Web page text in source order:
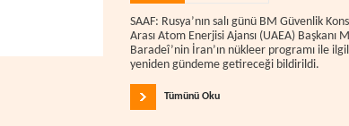
SAAF: Rusya’nın salı günü BM Güvenlik
Arası Atom Enerjisi Ajansı (UAEA) Başkanı
Baradeî’nin İran’ın nükleer programı ile
yeniden gündeme getireceği bildirildi.
Tümünü Oku